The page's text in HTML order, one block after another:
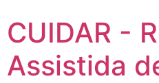
para
conteúdo
CUIDAR -
Assistida